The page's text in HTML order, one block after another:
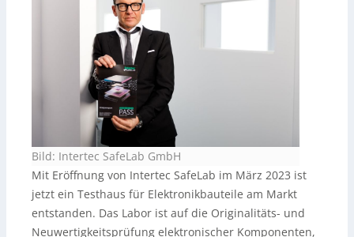
Bild: Intertec SafeLab GmbH
Mit Eröffnung von Intertec SafeLab im März 2023 ist
jetzt ein Testhaus für Elektronikbauteile am Markt
entstanden. Das Labor ist auf die Originalitäts- und
Neuwertigkeitsprüfung elektronischer Komponenten,